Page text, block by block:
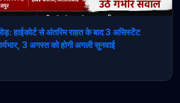
हाईकोर्ट से अंतरिम राहत के बाद 3 असिस्टेंट
3 अगस्त को होगी अगली सुनवाई